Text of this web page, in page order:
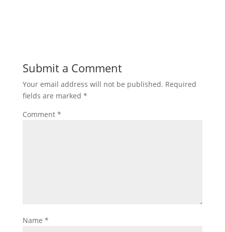
Submit a Comment
Your email address will not be published. Required
fields are marked *
Comment *
Name *